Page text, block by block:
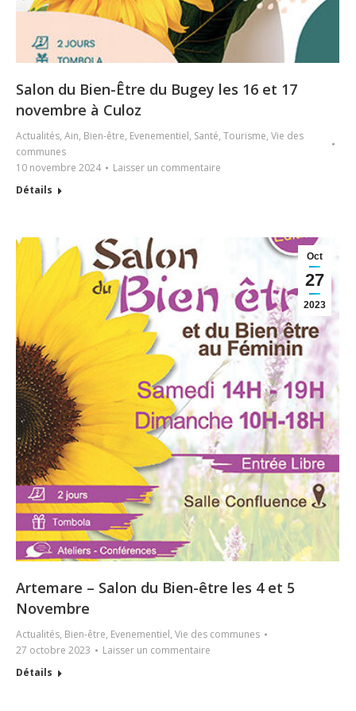
Salon du Bien-Être du Bugey les 16 et 17
novembre à Culoz
Actualités, Ain, Bien-être, Evenementiel, Santé, Tourisme, Vie des
communes
10 novembre 2024
Laisser un commentaire
Détails
Oct
27
2023
Artemare – Salon du Bien-être les 4 et 5
Novembre
Actualités, Bien-être, Evenementiel, Vie des communes
27 octobre 2023
Laisser un commentaire
Détails